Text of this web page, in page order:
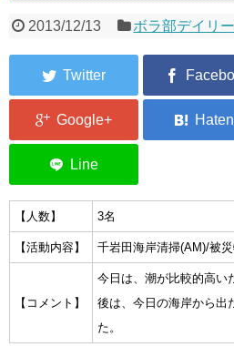
2013/12/13 ボラ部デイリ
【人数】 3名
【活動内容】 千岩田海岸清掃(AM)/被
【コメント】
今日は、潮が比較的高い
後は、今日の海岸から出
た。
福祉事業
埋蔵発掘/資料整備事業
2026年3月11日捜索活動ボラ
集中捜索活動の記録
ボランティア募集要項
ボランティアさん集合写真館
被災者支援活動【休止中】